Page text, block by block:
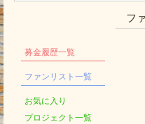
募金履歴一覧
ファンリスト一覧
お気に入り
プロジェクト一覧
フ